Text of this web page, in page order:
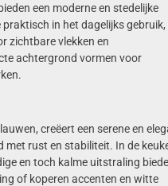
een moderne en stedelijke
in het dagelijks gebruik,
zichtbare vlekken en
achtergrond vormen voor
creëert een serene en
rust en stabiliteit. In de
en toch kalme uitstraling
of koperen accenten en witte